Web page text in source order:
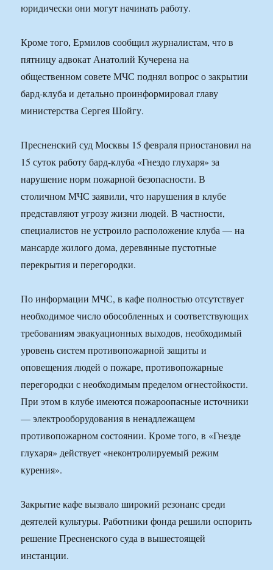
юридически они могут начинать работу.
Кроме того, Ермилов сообщил журналистам, что в
пятницу адвокат Анатолий Кучерена на
общественном совете МЧС поднял вопрос о закрытии
бард-клуба и детально проинформировал главу
министерства Сергея Шойгу.
Пресненский суд Москвы 15 февраля приостановил на
15 суток работу бард-клуба «Гнездо глухаря» за
нарушение норм пожарной безопасности. В
столичном МЧС заявили, что нарушения в клубе
представляют угрозу жизни людей. В частности,
специалистов не устроило расположение клуба — на
мансарде жилого дома, деревянные пустотные
перекрытия и перегородки.
По информации МЧС, в кафе полностью отсутствует
необходимое число обособленных и соответствующих
требованиям эвакуационных выходов, необходимый
уровень систем противопожарной защиты и
оповещения людей о пожаре, противопожарные
перегородки с необходимым пределом огнестойкости.
При этом в клубе имеются пожароопасные источники
— электрооборудования в ненадлежащем
противопожарном состоянии. Кроме того, в «Гнезде
глухаря» действует «неконтролируемый режим
курения».
Закрытие кафе вызвало широкий резонанс среди
деятелей культуры. Работники фонда решили оспорить
решение Пресненского суда в вышестоящей
инстанции.